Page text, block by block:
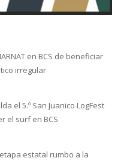
en BCS de beneficiar
irregular
el 5.º San Juanico LogFest
el surf en BCS
etapa estatal rumbo a la